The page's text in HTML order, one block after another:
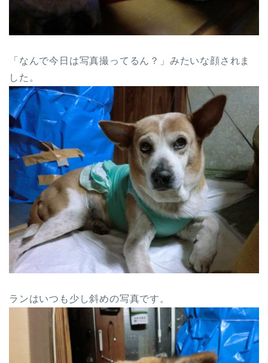
「なんで今日は写真撮ってるん？」みたいな顔されま
した。
ランはいつも少し斜めの写真です。